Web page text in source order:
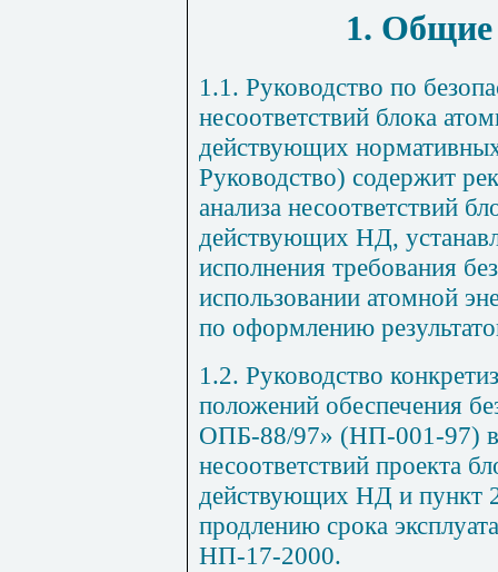
1. Общие
1.1. Руководство по
несоответствий блока
действующих
Руководство) содержит
анализа несоответствий
действующих НД,
исполнения требования
использовании атомной
по оформлению
1.2. Руководство
положений обеспечения
ОПБ-88/97» (НП-001-97) в
несоответствий проекта
действующих НД и пункт
продлению срока
НП-17-2000.